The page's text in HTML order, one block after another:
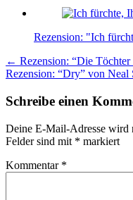
Rezension: "Ich
← Rezension: “Die
Rezension: “Dry” von Neal
Schreibe einen
Deine E-Mail-Adresse wird
Felder sind mit * markiert
Kommentar *